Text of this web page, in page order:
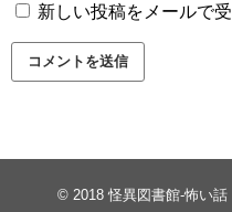
新しい投稿をメールで
© 2018 怪異図書館-怖い